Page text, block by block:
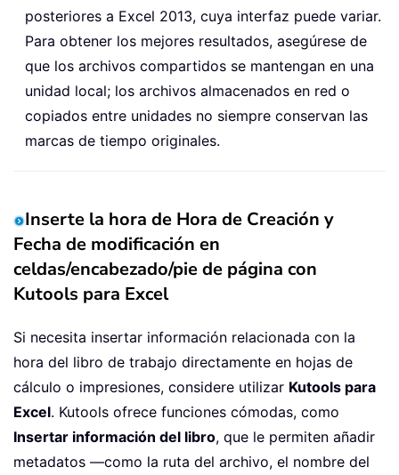
posteriores a Excel 2013, cuya interfaz puede variar.
Para obtener los mejores resultados, asegúrese de
que los archivos compartidos se mantengan en una
unidad local; los archivos almacenados en red o
copiados entre unidades no siempre conservan las
marcas de tiempo originales.
Inserte la hora de Hora de Creación y
Fecha de modificación en
celdas/encabezado/pie de página con
Kutools para Excel
Si necesita insertar información relacionada con la
hora del libro de trabajo directamente en hojas de
cálculo o impresiones, considere utilizar Kutools para
Excel. Kutools ofrece funciones cómodas, como
Insertar información del libro, que le permiten añadir
metadatos —como la ruta del archivo, el nombre del